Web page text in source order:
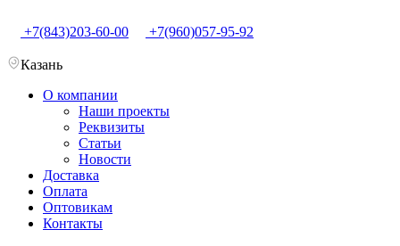
+7(843)203-60-00 +7(960)057-95-92
Казань
О компании
Наши проекты
Реквизиты
Статьи
Новости
Доставка
Оплата
Оптовикам
Контакты